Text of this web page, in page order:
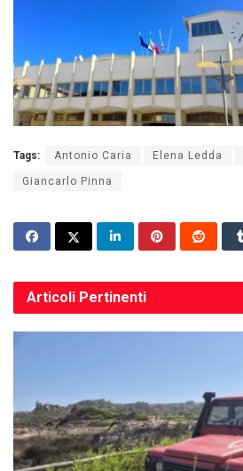
Tags: Antonio Caria Elena Ledda
Giancarlo Pinna
Articoli Pertinenti